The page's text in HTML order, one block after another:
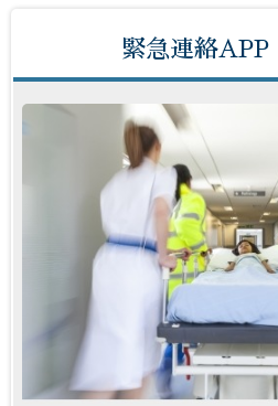
緊急連絡APP